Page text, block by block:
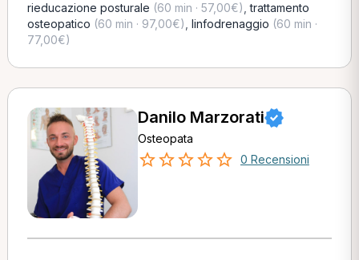
rieducazione posturale (60 min · 57,00€) ,trattamento
osteopatico (60 min · 97,00€) linfodrenaggio (60 min ·
77,00€)
Danilo Marzorati
Osteopata
0 Recensioni